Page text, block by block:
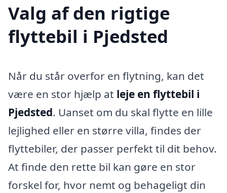
Valg af den rigtige
flyttebil i Pjedsted
Når du står overfor en flytning, kan det
være en stor hjælp at leje en flyttebil i
Pjedsted. Uanset om du skal flytte en lille
lejlighed eller en større villa, findes der
flyttebiler, der passer perfekt til dit behov.
At finde den rette bil kan gøre en stor
forskel for, hvor nemt og behageligt din